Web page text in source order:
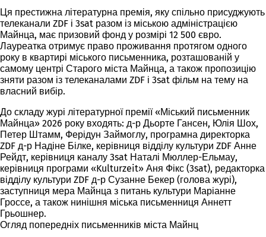
Ця престижна літературна премія, яку спільно присуджують
телеканали ZDF і 3sat разом із міською адміністрацією
Майнца, має призовий фонд у розмірі 12 500 євро.
Лауреатка отримує право проживання протягом одного
року в квартирі міського письменника, розташованій у
самому центрі Старого міста Майнца, а також пропозицію
зняти разом із телеканалами ZDF і 3sat фільм на тему на
власний вибір.
До складу журі літературної премії «Міський письменник
Майнца» 2026 року входять: д-р Дьорте Гансен, Юлія Шох,
Петер Штамм, Ферідун Займоглу, програмна директорка
ZDF д-р Надіне Білке, керівниця відділу культури ZDF Анне
Рейдт, керівниця каналу 3sat Наталі Мюллер-Ельмау,
керівниця програми «Kulturzeit» Аня Фікс (3sat), редакторка
відділу культури ZDF д-р Сузанне Бекер (голова журі),
заступниця мера Майнца з питань культури Маріанне
Гроссе, а також нинішня міська письменниця Аннетт
Грьошнер.
Огляд попередніх письменників міста Майнц